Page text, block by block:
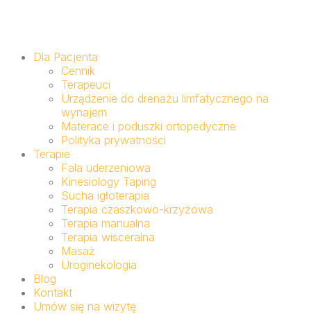
Dla Pacjenta
Cennik
Terapeuci
Urządzenie do drenażu limfatycznego na
wynajem
Materace i poduszki ortopedyczne
Polityka prywatności
Terapie
Fala uderzeniowa
Kinesiology Taping
Sucha igłoterapia
Terapia czaszkowo-krzyżowa
Terapia manualna
Terapia wisceralna
Masaż
Uroginekologia
Blog
Kontakt
Umów się na wizytę